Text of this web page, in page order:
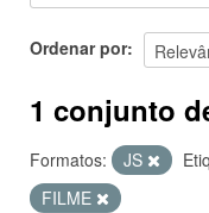
SOBRE
Ordenar por
1 conjunto
Formatos: JS
FILME